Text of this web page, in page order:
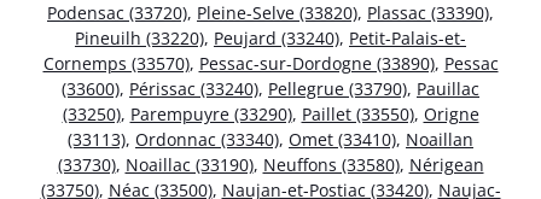
Podensac (33720), Pleine-Selve (33820), Plassac (33390),
Pineuilh (33220), Peujard (33240), Petit-Palais-et-
Cornemps (33570), Pessac-sur-Dordogne (33890), Pessac
(33600), Périssac (33240), Pellegrue (33790), Pauillac
(33250), Parempuyre (33290), Paillet (33550), Origne
(33113), Ordonnac (33340), Omet (33410), Noaillan
(33730), Noaillac (33190), Neuffons (33580), Nérigean
(33750), Néac (33500), Naujan-et-Postiac (33420), Naujac-